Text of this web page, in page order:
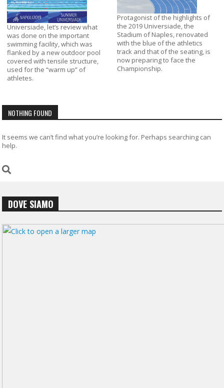
Universiade, let’s review what
was done on the important
swimming facility, which was
flanked by a new outdoor pool
covered with tensile structure,
used for the “warm up” of
athletes.
Protagonist of the highlights of
the 2019 Universiade, the
Stadium of Naples, renovated
with the blue of the athletics
track and that of the seating, is
now preparing to face the
Championship.
NOTHING FOUND
It seems we can’t find what you’re looking for. Perhaps searching can
help.
DOVE SIAMO